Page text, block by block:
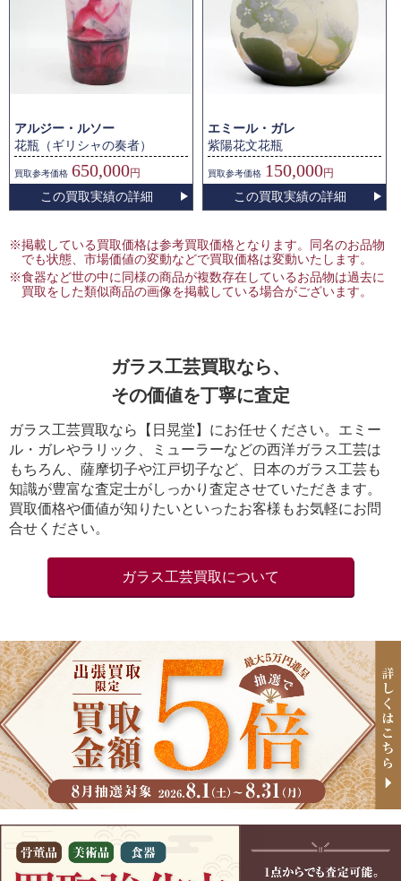
アルジー・ルソー
花瓶（ギリシャの奏者）
買取参考価格 650,000円
この買取実績の詳細
エミール・ガレ
紫陽花文花瓶
買取参考価格 150,000円
この買取実績の詳細
※掲載している買取価格は参考買取価格となります。同名のお品物
でも状態、市場価値の変動などで買取価格は変動いたします。
※食器など世の中に同様の商品が複数存在しているお品物は過去に
買取をした類似商品の画像を掲載している場合がございます。
ガラス工芸買取なら、
その価値を丁寧に査定
ガラス工芸買取なら【日晃堂】にお任せください。エミー
ル・ガレやラリック、ミューラーなどの西洋ガラス工芸は
もちろん、薩摩切子や江戸切子など、日本のガラス工芸も
知識が豊富な査定士がしっかり査定させていただきます。
買取価格や価値が知りたいといったお客様もお気軽にお問
合せください。
ガラス工芸買取について